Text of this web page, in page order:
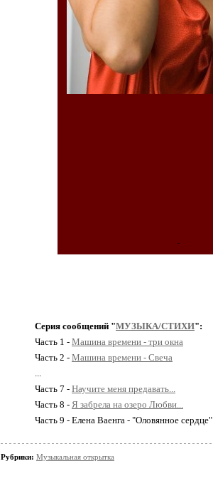
Серия сообщений "МУЗЫКА/СТИХИ":
Часть 1 - Машина времени - три окна
Часть 2 - Машина времени - Свеча
...
Часть 7 - Научите меня предавать...
Часть 8 - Я забрела на озеро Любви...
Часть 9 - Елена Ваенга - "Оловянное сердце"
Рубрики: Музыкальная открытка